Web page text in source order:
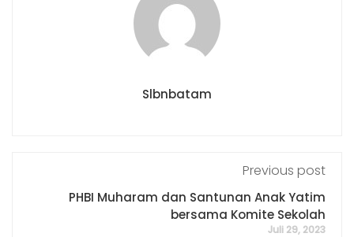
Slbnbatam
Previous post
PHBI Muharam dan Santunan Anak Yatim
bersama Komite Sekolah
Juli 29, 2023